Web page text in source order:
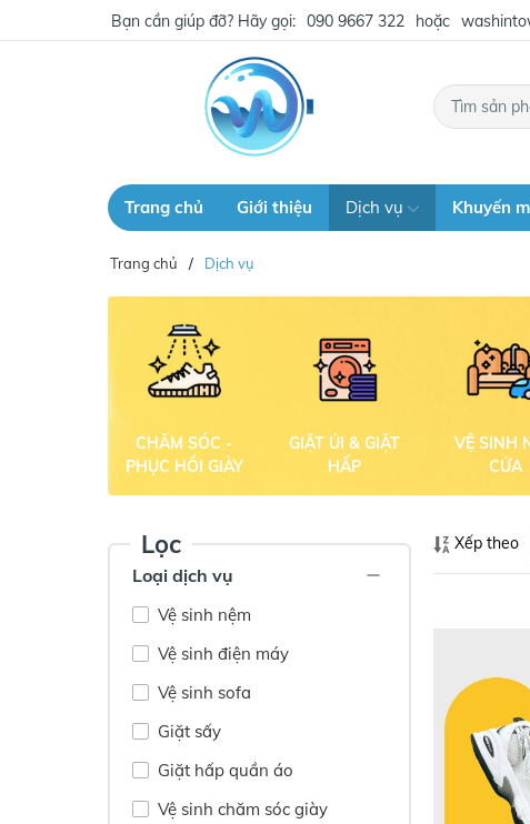
Bạn cần giúp đỡ? Hãy gọi: 090 9667 322 hoặc
Trang chủ Giới thiệu Dịch vụ Khuyến
Trang chủ Dịch vụ
CHĂM SÓC -
PHỤC HỒI GIÀY
GIẶT ỦI & GIẶT
HẤP
VỆ SINH
CỬA
Lọc
Loại dịch vụ
Vệ sinh nệm
Vệ sinh điện máy
Vệ sinh sofa
Giặt sấy
Giặt hấp quần áo
Vệ sinh chăm sóc giày
Xếp theo